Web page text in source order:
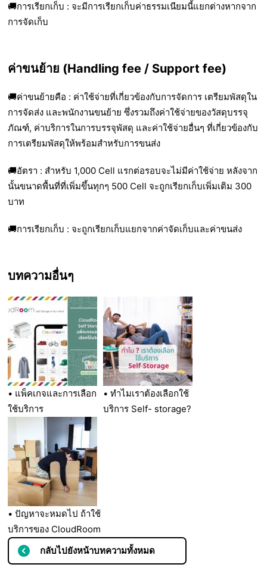
🚚การเรียกเก็บ : จะมีการเรียกเก็บค่าธรรมเนียมนี้แยกต่างหากจาก
การจัดเก็บ
ค่าขนย้าย (Handling fee / Support fee)
🚚ค่าขนย้ายคือ : ค่าใช้จ่ายที่เกี่ยวข้องกับการจัดการ เตรียมพัสดุใน
การจัดส่ง และพนักงานขนย้าย ซึ่งรวมถึงค่าใช้จ่ายของวัสดุบรรจุ
ภัณฑ์, ค่าบริการในการบรรจุพัสดุ และค่าใช้จ่ายอื่นๆ ที่เกี่ยวข้องกับ
การเตรียมพัสดุให้พร้อมสำหรับการขนส่ง
🚚อัตรา : สำหรับ 1,000 Cell แรกต่อรอบจะไม่มีค่าใช้จ่าย หลังจาก
นั้นขนาดพื้นที่ที่เพิ่มขึ้นทุกๆ 500 Cell จะถูกเรียกเก็บเพิ่มเติม 300
บาท
🚚การเรียกเก็บ : จะถูกเรียกเก็บแยกจากค่าจัดเก็บและค่าขนส่ง
บทความอื่นๆ
• แพ็คเกจและการเลือก
ใช้บริการ
• ทำไมเราต้องเลือกใช้
บริการ Self- storage?
• ปัญหาจะหมดไป ถ้าใช้
บริการของ CloudRoom
กลับไปยังหน้าบทความทั้งหมด